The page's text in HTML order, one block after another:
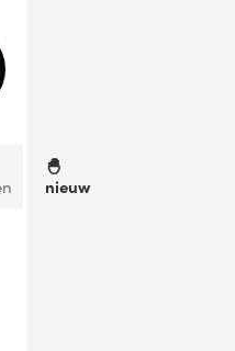
🐣
nieuw